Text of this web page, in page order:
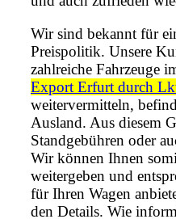
Wir sind bekannt für
Preispolitik. Unsere
zahlreiche Fahrzeuge
Export Erfurt durch
weitervermitteln,
Ausland. Aus diesem
Standgebühren oder
Wir können Ihnen
weitergeben und
für Ihren Wagen
den Details. Wie